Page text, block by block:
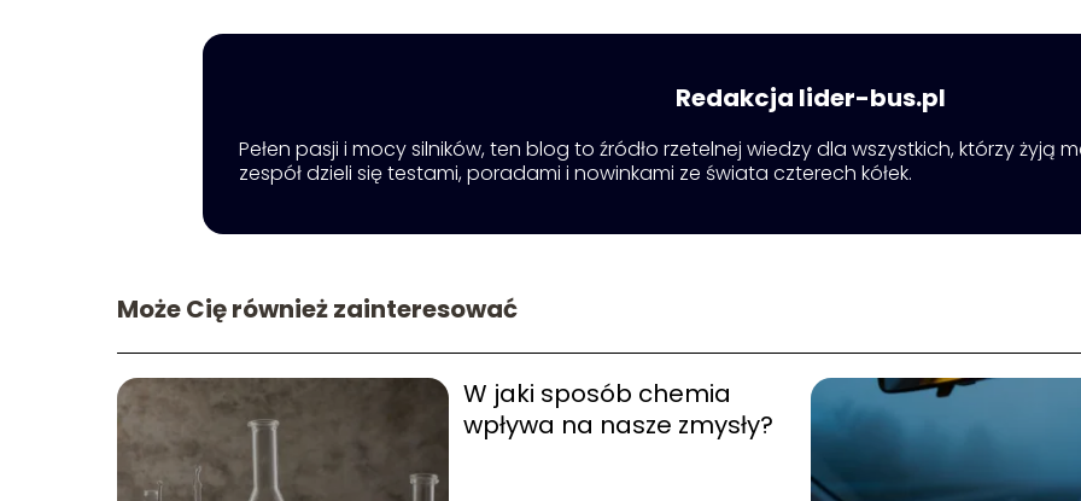
Redakcja lider-bus.pl
Pełen pasji i mocy silników, ten blog to źródło rzetelnej wiedzy dla wszystkich, którzy żyją
zespół dzieli się testami, poradami i nowinkami ze świata czterech kółek.
Może Cię również zainteresować
W jaki sposób chemia
wpływa na nasze zmysły?